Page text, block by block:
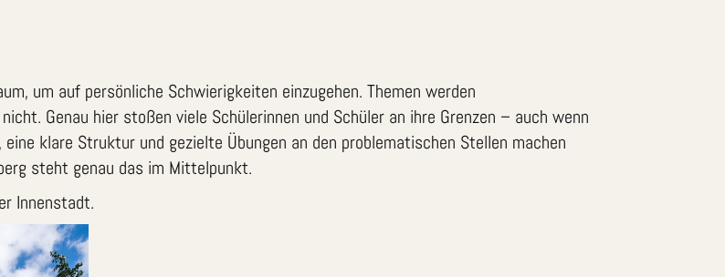
um auf persönliche Schwierigkeiten einzugehen. Themen werden
Genau hier stoßen viele Schülerinnen und Schüler an ihre Grenzen – auch wenn
klare Struktur und gezielte Übungen an den problematischen Stellen machen
steht genau das im Mittelpunkt.
Innenstadt.